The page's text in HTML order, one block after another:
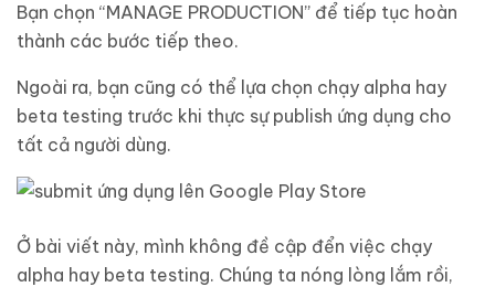
Bạn chọn “MANAGE PRODUCTION” để tiếp tục hoàn
thành các bước tiếp theo.
Ngoài ra, bạn cũng có thể lựa chọn chạy alpha hay
beta testing trước khi thực sự publish ứng dụng cho
tất cả người dùng.
Ở bài viết này, mình không đề cập đển việc chạy
alpha hay beta testing. Chúng ta nóng lòng lắm rồi,